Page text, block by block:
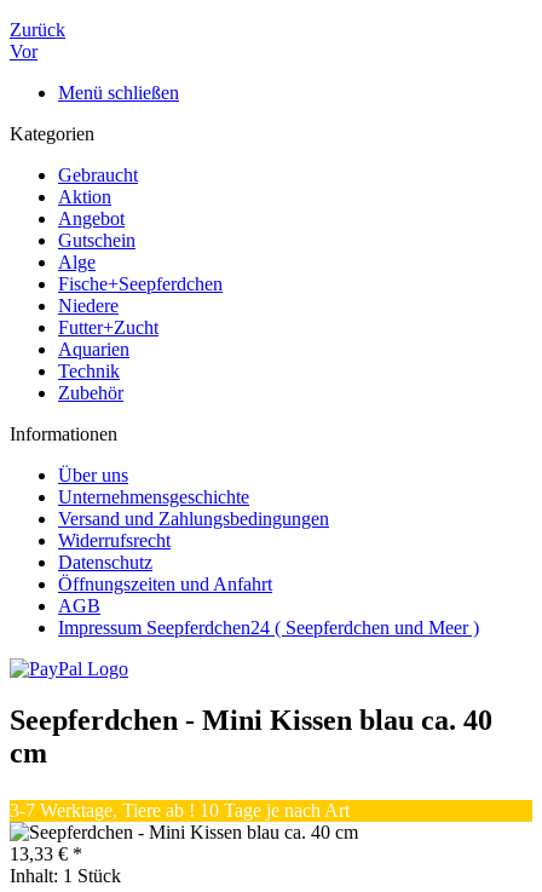
Zurück
Vor
Menü schließen
Kategorien
Gebraucht
Aktion
Angebot
Gutschein
Alge
Fische+Seepferdchen
Niedere
Futter+Zucht
Aquarien
Technik
Zubehör
Informationen
Über uns
Unternehmensgeschichte
Versand und Zahlungsbedingungen
Widerrufsrecht
Datenschutz
Öffnungszeiten und Anfahrt
AGB
Impressum Seepferdchen24 ( Seepferdchen und Meer )
Seepferdchen - Mini Kissen blau ca. 40
cm
3-7 Werktage, Tiere ab ! 10 Tage je nach Art
13,33 € *
Inhalt: 1 Stück